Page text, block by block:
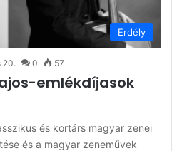
Erdély
20. 0 57
emlékdíjasok
és kortárs magyar zenei
és a magyar zeneművek